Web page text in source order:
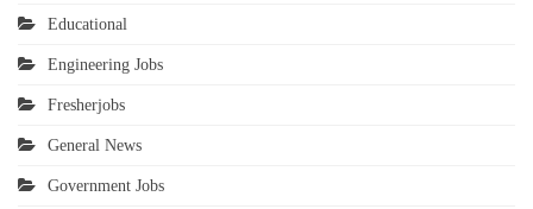
Educational
Engineering Jobs
Fresherjobs
General News
Government Jobs